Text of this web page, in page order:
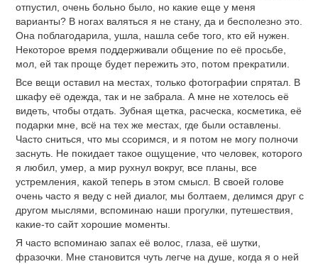
отпустил, очень больно было, но какие еще у меня
варианты? В ногах валяться я не стану, да и бесполезно это.
Она поблагодарила, ушла, нашла себе того, кто ей нужен.
Некоторое время поддерживали общение по её просьбе,
мол, ей так проще будет пережить это, потом прекратили.
Все вещи оставил на местах, только фотографии спрятал. В
шкафу её одежда, так и не забрала. А мне не хотелось её
видеть, чтобы отдать. Зубная щетка, расческа, косметика, её
подарки мне, всё на тех же местах, где были оставлены.
Часто сниться, что мы ссоримся, и я потом не могу полночи
заснуть. Не покидает такое ощущение, что человек, которого
я любил, умер, а мир рухнул вокруг, все планы, все
устремления, какой теперь в этом смысл. В своей голове
очень часто я веду с ней диалог, мы болтаем, делимся друг с
другом мыслями, вспоминаю наши прогулки, путешествия,
какие-то сайт хорошие моменты.
Я часто вспоминаю запах её волос, глаза, её шутки,
фразочки. Мне становится чуть легче на душе, когда я о ней